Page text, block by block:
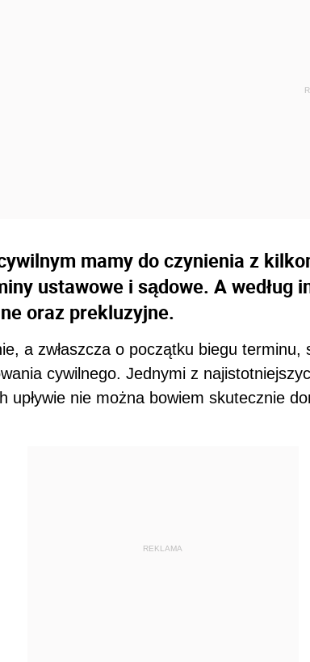
mamy do czynienia z
ustawowe i sądowe. A według
oraz prekluzyjne.
a zwłaszcza o początku biegu terminu,
cywilnego. Jednymi z
upływie nie można bowiem skutecznie
REKLAMA